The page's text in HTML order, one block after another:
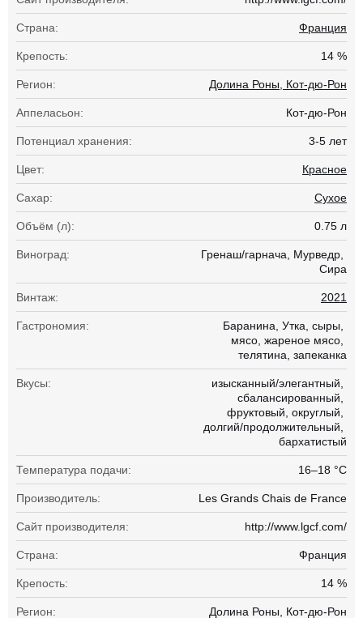
Страна: Франция
Крепость: 14 %
Регион: Долина Роны, Кот-дю-Рон
Аппеласьон: Кот-дю-Рон
Потенциал хранения: 3-5 лет
Цвет: Красное
Сахар: Сухое
Объём (л): 0.75 л
Виноград: Гренаш/гарнача
Мурведр
Сира
Винтаж: 2021
Гастрономия: Баранина Утка сыры
мясо жареное мясо
телятина запеканка
Вкусы:
изысканный/элегантный
сбалансированный
фруктовый округлый
долгий/продолжительный
бархатистый
Температура подачи: 16–18 °С
Производитель: Les Grands Chais de France
Сайт производителя: http://www.lgcf.com/
Страна: Франция
Крепость: 14 %
Регион: Долина Роны, Кот-дю-Рон